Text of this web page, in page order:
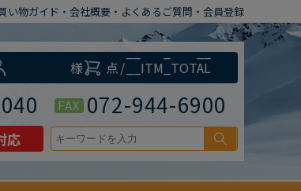
い物ガイド ・会社概要 ・よくあるご質問 ・会員登録
様
__ITM_CNT__
点/ __ITM_TOTAL
__円
FAX 072-944-6900
応